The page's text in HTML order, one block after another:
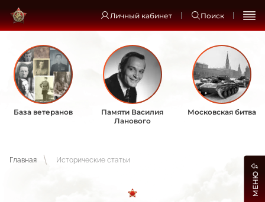
Личный кабинет Поиск
База ветеранов
Памяти Василия
Ланового
Московская битва
Главная Исторические статьи
МЕНЮ